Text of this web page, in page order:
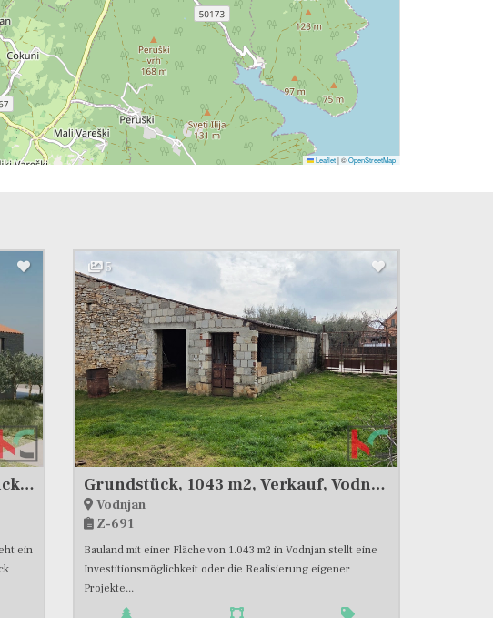
Leaflet|©OpenStreetMap
Istrien, Svetvinčenat, Baugrundstück 547m2 mit gültiger Baugenehmigung, #Verkauf
ein
5
Grundstück, 1043 m2, Verkauf, Vodnjan
Vodnjan
Z-691
Bauland mit einer Fläche von 1.043 m2 in Vodnjan stellt eine
Investitionsmöglichkeit oder die Realisierung eigener
Projekte...